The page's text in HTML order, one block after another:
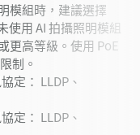
模組時，建議選擇
使用 AI 拍攝照明模組
更高等級。使用 PoE
制。
定： LLDP、
定： LLDP、